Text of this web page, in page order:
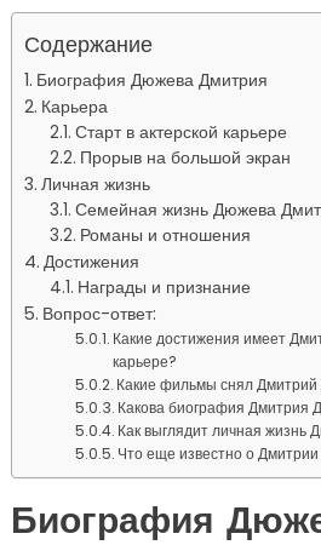
Содержание
Биография Дюжева Дмитрия
Карьера
Старт в актерской карьере
Прорыв на большой экран
Личная жизнь
Семейная жизнь Дюжева
Романы и отношения
Достижения
Награды и признание
Вопрос-ответ:
Какие достижения имеет
карьере?
Какие фильмы снял
Какова биография Дмитрия
Как выглядит личная жизнь
Что еще известно о
Биография